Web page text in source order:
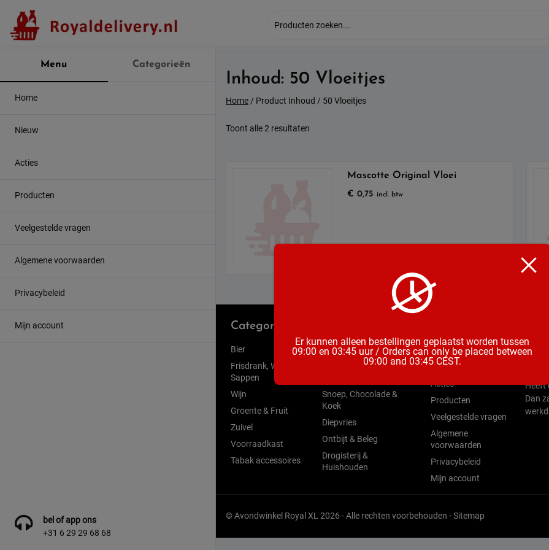
content
Menu Categorieën
Home
Nieuw
Acties
Producten
Veelgestelde vragen
Algemene voorwaarden
Privacybeleid
Mijn account
bel of app ons
+31 6 29 29 68 68
Inhoud: 50 Vloeitjes
Home/ Product Inhoud / 50 Vloeitjes
Toont alle 2 resultaten
Mascotte Original Vloei
€ 0,75 incl. btw
Categorieën
Bier
Frisdrank, Water &
Sappen
Wijn
Groente & Fruit
Zuivel
Voorraadkast
Tabak accessoires
Mix & Aperitieven
Snoep, Chocolade &
Koek
Diepvries
Ontbijt & Beleg
Drogisterij &
Huishouden
Home
Nieuw
Acties
Producten
Veelgestelde vragen
Algemene
voorwaarden
Privacybeleid
Mijn account
Zo t/
Vrij
Heeft
Dan
© Avondwinkel Royal XL 2026 - Alle rechten voorbehouden -Sitemap
Er kunnen alleen bestellingen geplaatst worden tussen
09:00 en 03:45 uur / Orders can only be placed between
09:00 and 03:45 CEST.